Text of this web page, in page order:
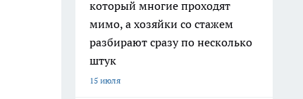
который многие проходят
мимо, а хозяйки со стажем
разбирают сразу по несколько
штук
15 июля